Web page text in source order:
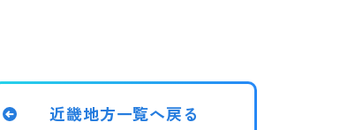
近畿地方一覧へ戻る